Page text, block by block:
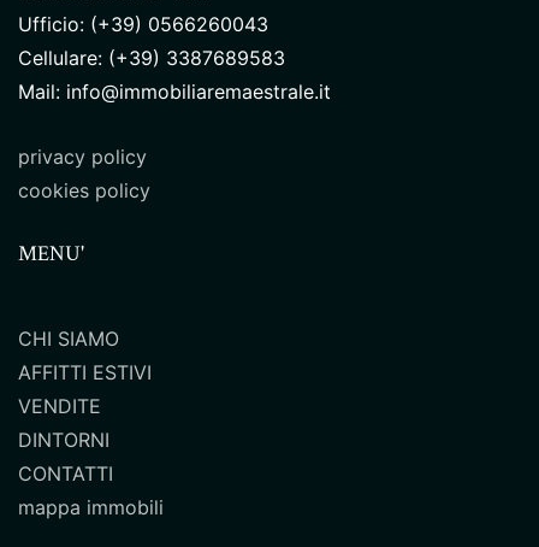
Ufficio: (+39) 0566260043
Cellulare: (+39) 3387689583
Mail: info@immobiliaremaestrale.it
privacy policy
cookies policy
MENU'
CHI SIAMO
AFFITTI ESTIVI
VENDITE
DINTORNI
CONTATTI
mappa immobili